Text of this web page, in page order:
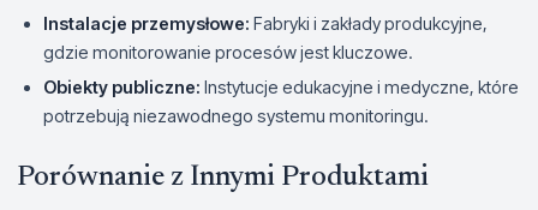
Instalacje przemysłowe: Fabryki i zakłady produkcyjne,
gdzie monitorowanie procesów jest kluczowe.
Obiekty publiczne: Instytucje edukacyjne i medyczne, które
potrzebują niezawodnego systemu monitoringu.
Porównanie z Innymi Produktami